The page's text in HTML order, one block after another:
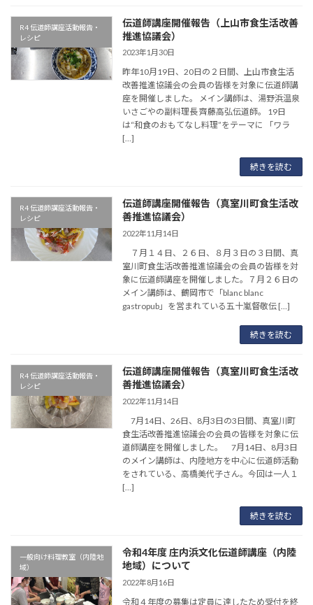
R4 伝道師講座活動報告・
レシピ
伝道師講座開催報告（上山市食生活改善
推進協議会）
2023年1月30日
昨年10月19日、20日の２日間、上山市食生活
改善推進協議会の会員の皆様を対象に伝道師講
座を開催しました。 メイン講師は、湯野浜温泉
いさごやの副料理長 齊藤高弘伝道師。 19日
は“和食のおもてなし料理”をテーマに 「ワラ
[…]
続きを読む
R4 伝道師講座活動報告・
レシピ
伝道師講座開催報告（真室川町食生活改
善推進協議会）
2022年11月14日
７月１４日、２６日、８月３日の３日間、真
室川町食生活改善推進協議会の会員の皆様を対
象に伝道師講座を開催しました。７月２６日の
メイン講師は、鶴岡市で「blanc blanc
gastropub」を営まれている五十嵐督敬伝 […]
続きを読む
R4 伝道師講座活動報告・
レシピ
伝道師講座開催報告（真室川町食生活改
善推進協議会）
2022年11月14日
7月14日、26日、8月3日の3日間、真室川町
食生活改善推進協議会の会員の皆様を対象に伝
道師講座を開催しました。 7月14日、8月3日
のメイン講師は、内陸地方を中心に伝道師活動
をされている、高橋美代子さん。今回は一人１
[…]
続きを読む
一般向け料理教室（内陸地
域）
令和4年度 庄内浜文化伝道師講座（内陸
地域）について
2022年8月16日
令和４年度の募集は定員に達したため受付を終